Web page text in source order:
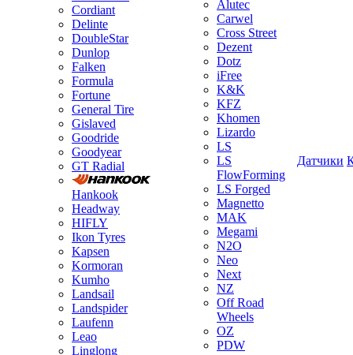
Cordiant
Delinte
DoubleStar
Dunlop
Falken
Formula
Fortune
General Tire
Gislaved
Goodride
Goodyear
GT Radial
Hankook
Headway
HIFLY
Ikon Tyres
Kapsen
Kormoran
Kumho
Landsail
Landspider
Laufenn
Leao
Linglong
Alutec
Carwel
Cross Street
Dezent
Dotz
iFree
K&K
KFZ
Khomen
Lizardo
LS
LS
FlowForming
LS Forged
Magnetto
MAK
Megami
N2O
Neo
Next
NZ
Off Road
Wheels
OZ
PDW
Датчики